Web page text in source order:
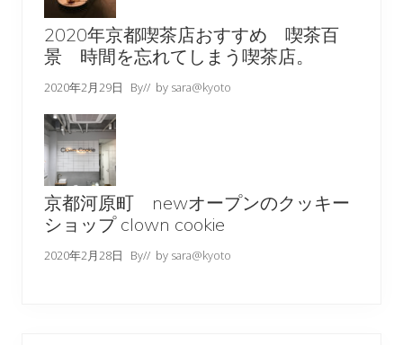
2020年京都喫茶店おすすめ 喫茶百
景 時間を忘れてしまう喫茶店。
2020年2月29日 By// by sara@kyoto
京都河原町 newオープンのクッキー
ショップ clown cookie
2020年2月28日 By// by sara@kyoto